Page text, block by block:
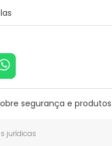
segurança e produtos
visual
jurídicas